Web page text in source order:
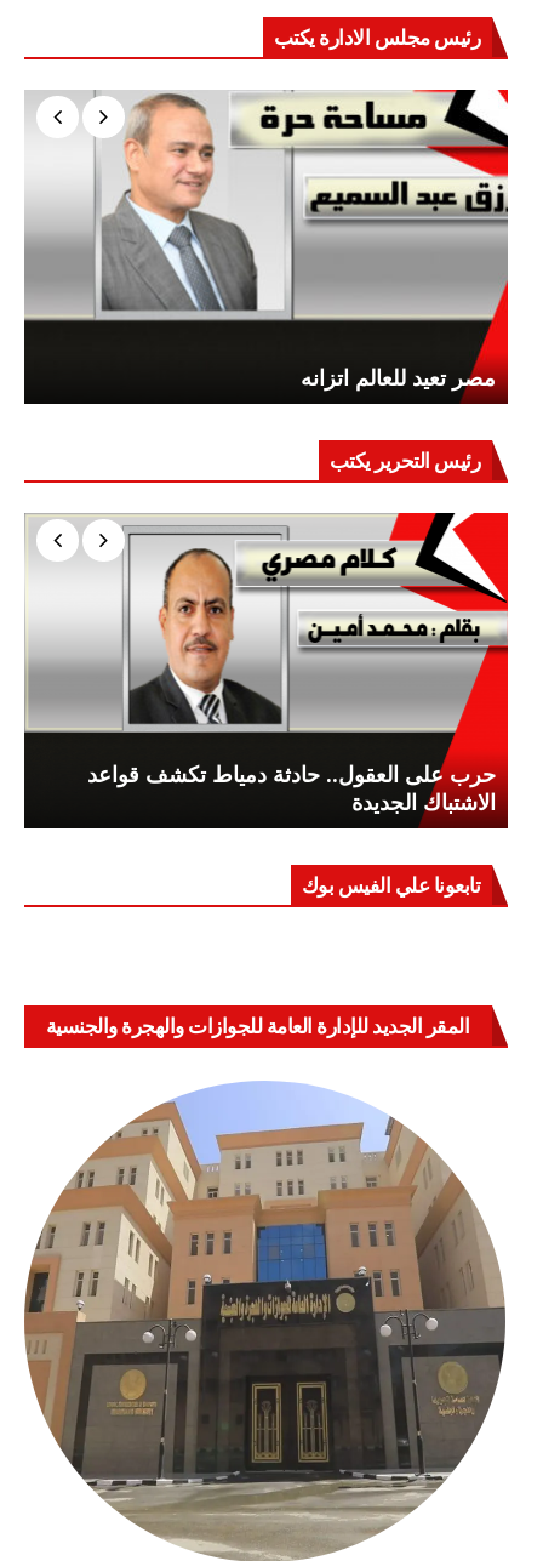
رئيس مجلس الادارة يكتب
مصر تعيد للعالم اتزانه
رئيس التحرير يكتب
حرب على العقول.. حادثة دمياط تكشف قواعد
الاشتباك الجديدة
تابعونا علي الفيس بوك
المقر الجديد للإدارة العامة للجوازات والهجرة والجنسية